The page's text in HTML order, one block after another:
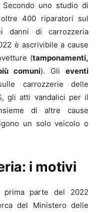
uno studio di
400 riparatori sul
danni di carrozzeria
è ascrivibile a cause
(tamponamenti,
comuni). Gli eventi
carrozzerie delle
gli atti vandalici per il
di altre cause
un solo veicolo o
i motivi
parte del 2022
del Ministero delle